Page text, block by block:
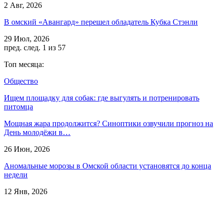
2 Авг, 2026
В омский «Авангард» перешел обладатель Кубка Стэнли
29 Июл, 2026
пред. след. 1 из 57
Топ месяца:
Общество
Ищем площадку для собак: где выгулять и потренировать
питомца
Мощная жара продолжится? Синоптики озвучили прогноз на
День молодёжи в…
26 Июн, 2026
Аномальные морозы в Омской области установятся до конца
недели
12 Янв, 2026